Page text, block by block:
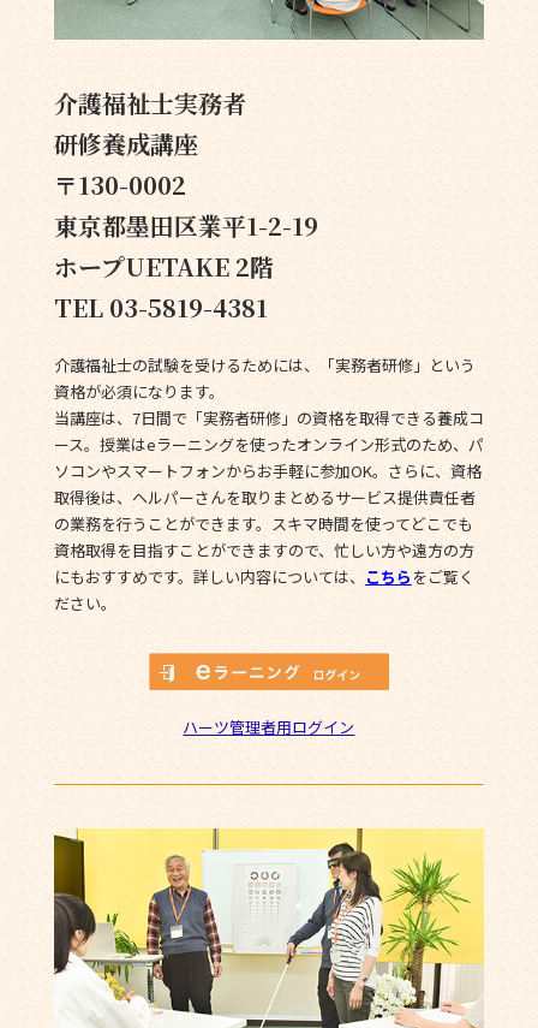
介護福祉士実務者
研修養成講座
〒130-0002
東京都墨田区業平1-2-19
ホープUETAKE 2階
TEL 03-5819-4381
介護福祉士の試験を受けるためには、「実務者研修」という
資格が必須になります。
当講座は、7日間で「実務者研修」の資格を取得できる養成コ
ース。授業はeラーニングを使ったオンライン形式のため、パ
ソコンやスマートフォンからお手軽に参加OK。さらに、資格
取得後は、ヘルパーさんを取りまとめるサービス提供責任者
の業務を行うことができます。スキマ時間を使ってどこでも
資格取得を目指すことができますので、忙しい方や遠方の方
にもおすすめです。詳しい内容については、こちらをご覧く
ださい。
ハーツ管理者用ログイン